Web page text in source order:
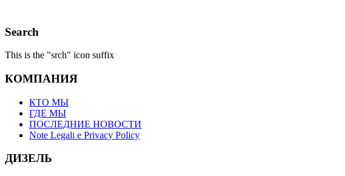
Search
This is the "srch" icon suffix
КОМПАНИЯ
КТО МЫ
ГДЕ МЫ
ПОСЛЕДНИЕ НОВОСТИ
Note Legali e Privacy Policy
ДИЗЕЛЬ